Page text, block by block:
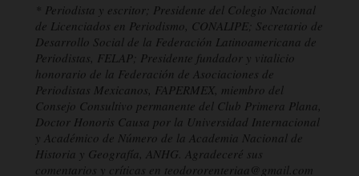
* Periodista y escritor; Presidente del Colegio Nacional
de Licenciados en Periodismo, CONALIPE; Secretario de
Desarrollo Social de la Federación Latinoamericana de
Periodistas, FELAP; Presidente fundador y vitalicio
honorario de la Federación de Asociaciones de
Periodistas Mexicanos, FAPERMEX, miembro del
Consejo Consultivo permanente del Club Primera Plana,
Doctor Honoris Causa por la Universidad Internacional
y Académico de Número de la Academia Nacional de
Historia y Geografía, ANHG. Agradeceré sus
comentarios y críticas en teodororenteriaa@gmail.com